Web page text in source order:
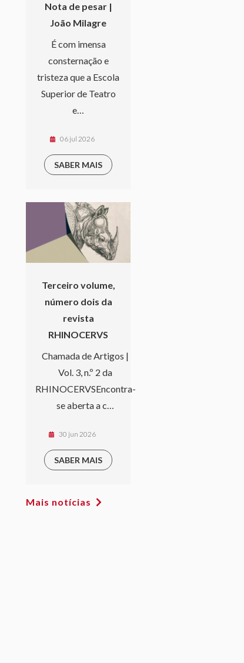
Nota de pesar |
João Milagre
É com imensa
consternação e
tristeza que a Escola
Superior de Teatro
e…
06 jul 2026
SABER MAIS
Terceiro volume,
número dois da
revista
RHINOCERVS
Chamada de Artigos |
Vol. 3, n.º 2 da
RHINOCERVSEncontra-
se aberta a c…
30 jun 2026
SABER MAIS
Mais notícias